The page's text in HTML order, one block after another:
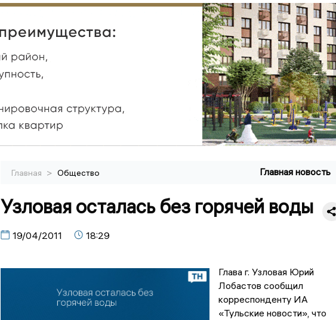
Главная > Общество Главная новость
Узловая осталась без горячей воды
19/04/2011 18:29
Глава г. Узловая Юрий
Лобастов сообщил
корреспонденту ИА
«Тульские новости», что